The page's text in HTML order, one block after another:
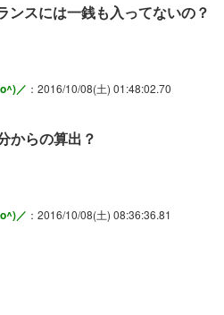
ンスには一銭も入ってないの？
／ ：2016/10/08(土) 01:48:02.70
からの算出？
／ ：2016/10/08(土) 08:36:36.81